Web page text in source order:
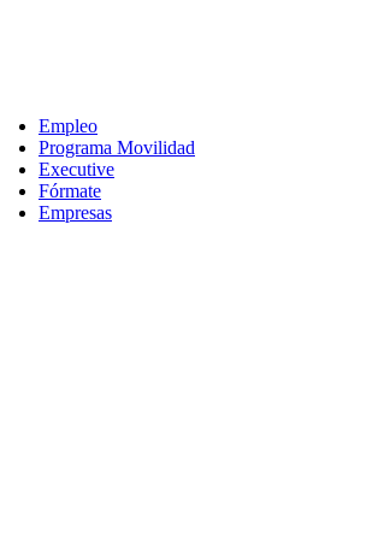
Empleo
Programa Movilidad
Executive
Fórmate
Empresas